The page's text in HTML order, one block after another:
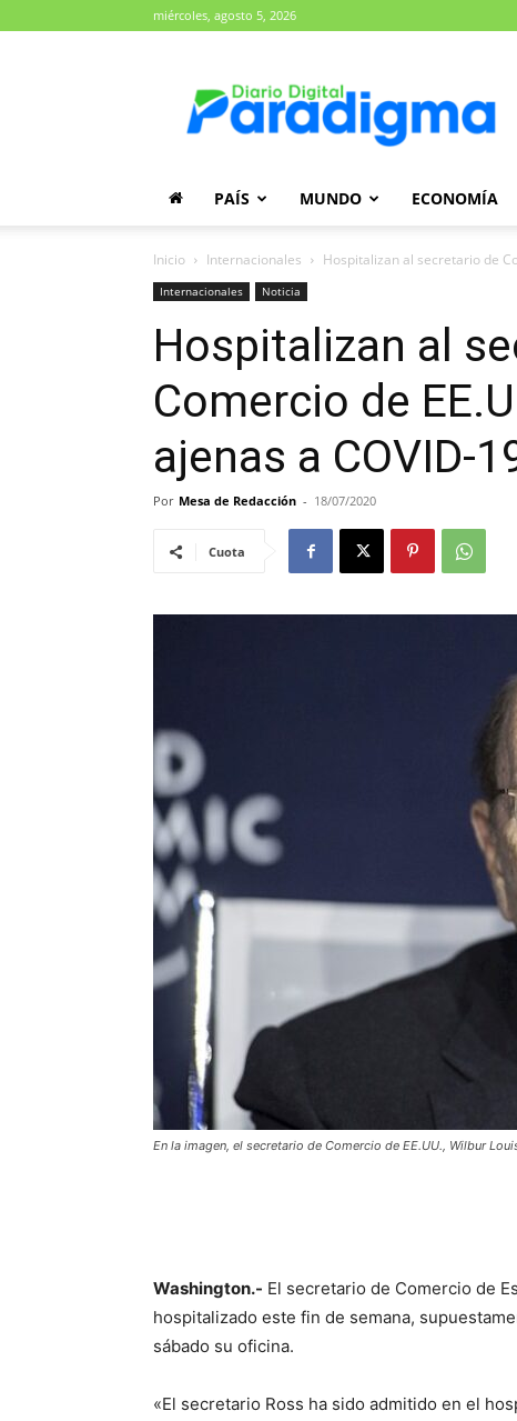
miércoles, agosto 5, 2026
Paradigma
PAÍS MUNDO ECONOMÍA
Inicio Internacionales Hospitalizan al secretario de
Internacionales Noticia
Hospitalizan al
Comercio de
ajenas a COVID-
Por Mesa de Redacción - 18/07/2020
Cuota
En la imagen, el secretario de Comercio de EE.UU., Wilbur
Washington.- El secretario de Comercio de
hospitalizado este fin de semana,
sábado su oficina.
«El secretario Ross ha sido admitido en el